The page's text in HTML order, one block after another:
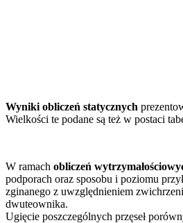
Wyniki obliczeń statycznych
Wielkości te podane są też w postaci
W ramach obliczeń
podporach oraz sposobu i poziomu
zginanego z uwzględnieniem
dwuteownika.
Ugięcie poszczególnych przęseł